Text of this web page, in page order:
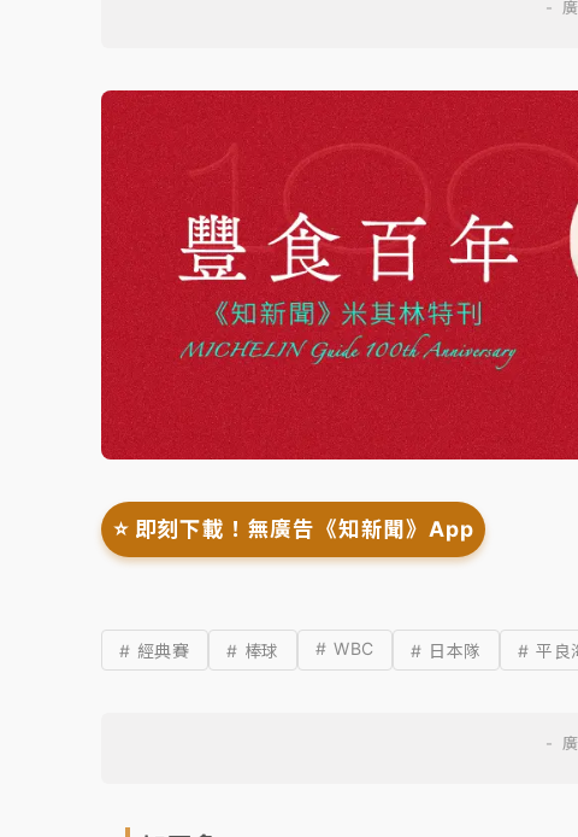
⭐️ 即刻下載！無廣告《知新聞》App
# 經典賽 # 棒球 # WBC # 日本隊 # 平良